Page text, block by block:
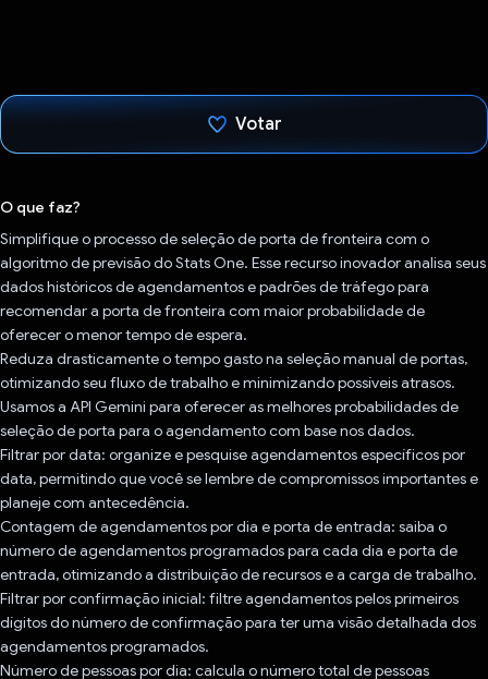
Votar
O que faz?
Simplifique o processo de seleção de porta de fronteira com o
algoritmo de previsão do Stats One. Esse recurso inovador analisa seus
dados históricos de agendamentos e padrões de tráfego para
recomendar a porta de fronteira com maior probabilidade de
oferecer o menor tempo de espera.
Reduza drasticamente o tempo gasto na seleção manual de portas,
otimizando seu fluxo de trabalho e minimizando possíveis atrasos.
Usamos a API Gemini para oferecer as melhores probabilidades de
seleção de porta para o agendamento com base nos dados.
Filtrar por data: organize e pesquise agendamentos específicos por
data, permitindo que você se lembre de compromissos importantes e
planeje com antecedência.
Contagem de agendamentos por dia e porta de entrada: saiba o
número de agendamentos programados para cada dia e porta de
entrada, otimizando a distribuição de recursos e a carga de trabalho.
Filtrar por confirmação inicial: filtre agendamentos pelos primeiros
dígitos do número de confirmação para ter uma visão detalhada dos
agendamentos programados.
Número de pessoas por dia: calcula o número total de pessoas